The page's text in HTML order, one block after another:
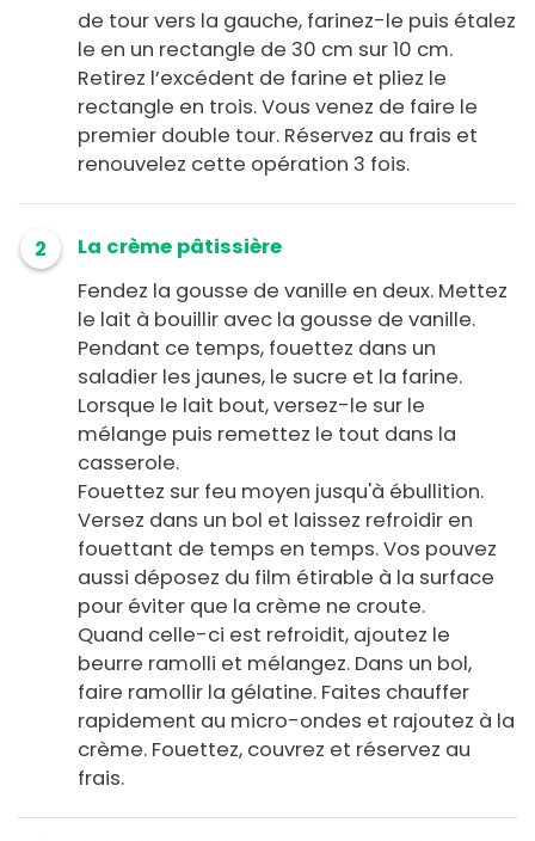
de tour vers la gauche, farinez-le puis étalez
le en un rectangle de 30 cm sur 10 cm.
Retirez l’excédent de farine et pliez le
rectangle en trois. Vous venez de faire le
premier double tour. Réservez au frais et
renouvelez cette opération 3 fois.
2
La crème pâtissière
Fendez la gousse de vanille en deux. Mettez
le lait à bouillir avec la gousse de vanille.
Pendant ce temps, fouettez dans un
saladier les jaunes, le sucre et la farine.
Lorsque le lait bout, versez-le sur le
mélange puis remettez le tout dans la
casserole.
Fouettez sur feu moyen jusqu'à ébullition.
Versez dans un bol et laissez refroidir en
fouettant de temps en temps. Vos pouvez
aussi déposez du film étirable à la surface
pour éviter que la crème ne croute.
Quand celle-ci est refroidit, ajoutez le
beurre ramolli et mélangez. Dans un bol,
faire ramollir la gélatine. Faites chauffer
rapidement au micro-ondes et rajoutez à la
crème. Fouettez, couvrez et réservez au
frais.